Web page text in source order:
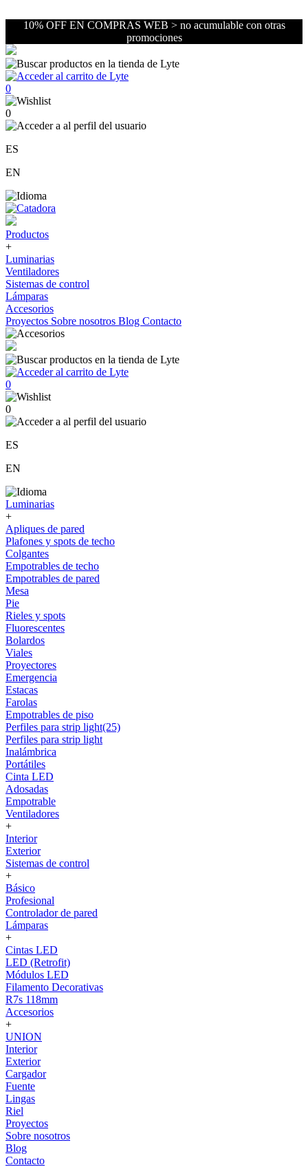
10% OFF EN COMPRAS WEB > no acumulable con otras
promociones
0
0
ES
EN
Productos
+
Luminarias
Ventiladores
Sistemas de control
Lámparas
Accesorios
Proyectos Sobre nosotros Blog Contacto
0
0
ES
EN
Luminarias
+
Apliques de pared
Plafones y spots de techo
Colgantes
Empotrables de techo
Empotrables de pared
Mesa
Pie
Rieles y spots
Fluorescentes
Bolardos
Viales
Proyectores
Emergencia
Estacas
Farolas
Empotrables de piso
Perfiles para strip light(25)
Perfiles para strip light
Inalámbrica
Portátiles
Cinta LED
Adosadas
Empotrable
Ventiladores
+
Interior
Exterior
Sistemas de control
+
Básico
Profesional
Controlador de pared
Lámparas
+
Cintas LED
LED (Retrofit)
Módulos LED
Filamento Decorativas
R7s 118mm
Accesorios
+
UNION
Interior
Exterior
Cargador
Fuente
Lingas
Riel
Proyectos
Sobre nosotros
Blog
Contacto